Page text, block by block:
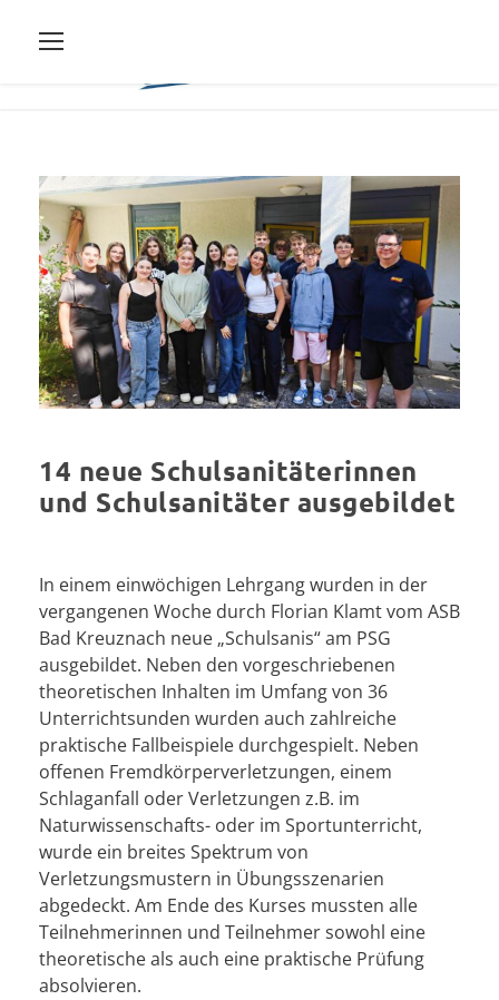
14 neue Schulsanitäterinnen
und Schulsanitäter ausgebildet
In einem einwöchigen Lehrgang wurden in der
vergangenen Woche durch Florian Klamt vom ASB
Bad Kreuznach neue „Schulsanis“ am PSG
ausgebildet. Neben den vorgeschriebenen
theoretischen Inhalten im Umfang von 36
Unterrichtsunden wurden auch zahlreiche
praktische Fallbeispiele durchgespielt. Neben
offenen Fremdkörperverletzungen, einem
Schlaganfall oder Verletzungen z.B. im
Naturwissenschafts- oder im Sportunterricht,
wurde ein breites Spektrum von
Verletzungsmustern in Übungsszenarien
abgedeckt. Am Ende des Kurses mussten alle
Teilnehmerinnen und Teilnehmer sowohl eine
theoretische als auch eine praktische Prüfung
absolvieren.